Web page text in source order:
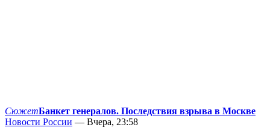
СюжетБанкет генералов. Последствия взрыва в Москве
Новости России — Вчера, 23:58